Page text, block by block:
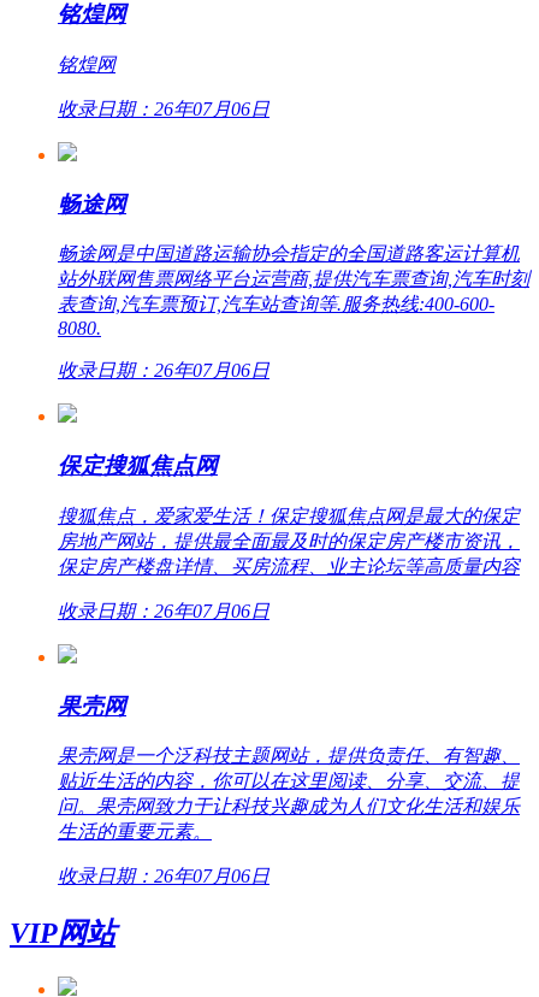
铭煌网
铭煌网
收录日期：26年07月06日
畅途网
畅途网是中国道路运输协会指定的全国道路客运计算机
站外联网售票网络平台运营商,提供汽车票查询,汽车时刻
表查询,汽车票预订,汽车站查询等.服务热线:400-600-
8080.
收录日期：26年07月06日
保定搜狐焦点网
搜狐焦点，爱家爱生活！保定搜狐焦点网是最大的保定
房地产网站，提供最全面最及时的保定房产楼市资讯，
保定房产楼盘详情、买房流程、业主论坛等高质量内容
收录日期：26年07月06日
果壳网
果壳网是一个泛科技主题网站，提供负责任、有智趣、
贴近生活的内容，你可以在这里阅读、分享、交流、提
问。果壳网致力于让科技兴趣成为人们文化生活和娱乐
生活的重要元素。
收录日期：26年07月06日
VIP网站